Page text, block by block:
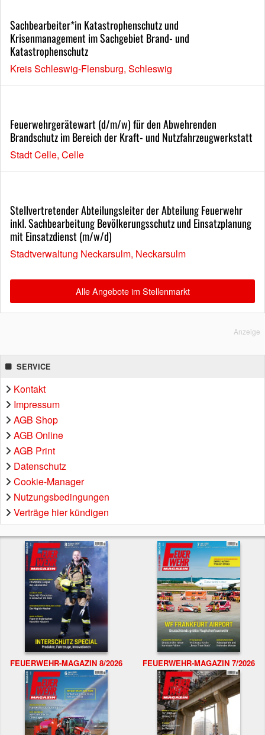
Sachbearbeiter*in Katastrophenschutz und
Krisenmanagement im Sachgebiet Brand- und
Katastrophenschutz
Kreis Schleswig-Flensburg, Schleswig
Feuerwehrgerätewart (d/m/w) für den Abwehrenden
Brandschutz im Bereich der Kraft- und Nutzfahrzeugwerkstatt
Stadt Celle, Celle
Stellvertretender Abteilungsleiter der Abteilung Feuerwehr
inkl. Sachbearbeitung Bevölkerungsschutz und Einsatzplanung
mit Einsatzdienst (m/w/d)
Stadtverwaltung Neckarsulm, Neckarsulm
Alle Angebote im Stellenmarkt
Anzeige
SERVICE
Kontakt
Impressum
AGB Shop
AGB Online
AGB Print
Datenschutz
Cookie-Manager
Nutzungsbedingungen
Verträge hier kündigen
FEUERWEHR-MAGAZIN 8/2026 FEUERWEHR-MAGAZIN 7/2026